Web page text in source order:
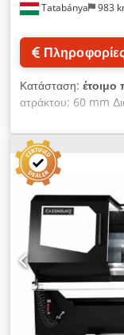
Tatabánya 983
Κατάσταση: έτοιμο
ατράκτου: 60 mm
κλίνη: 500 mm
Eokr Διαστάσεις: